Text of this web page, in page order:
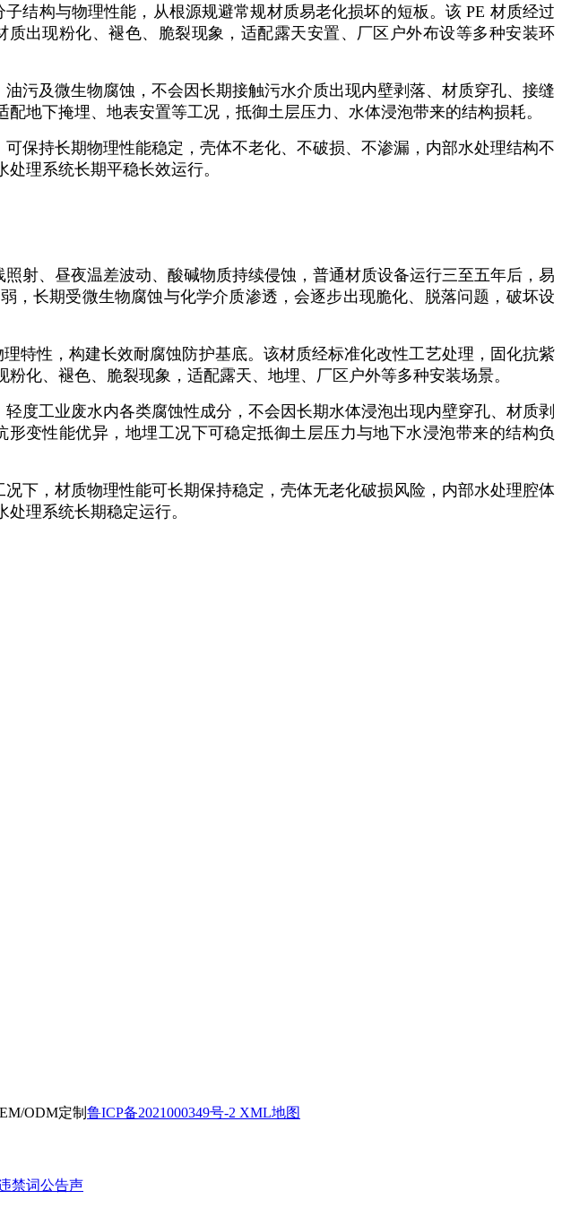
结构与物理性能，从根源规避常规材质易老化损坏的短板。该 PE 材质经过
出现粉化、褪色、脆裂现象，适配露天安置、厂区户外布设等多种安装环
污及微生物腐蚀，不会因长期接触污水介质出现内壁剥落、材质穿孔、接缝
地下掩埋、地表安置等工况，抵御土层压力、水体浸泡带来的结构损耗。
保持长期物理性能稳定，壳体不老化、不破损、不渗漏，内部水处理结构不
理系统长期平稳长效运行。
射、昼夜温差波动、酸碱物质持续侵蚀，普通材质设备运行三至五年后，易
，长期受微生物腐蚀与化学介质渗透，会逐步出现脆化、脱落问题，破坏设
特性，构建长效耐腐蚀防护基底。该材质经标准化改性工艺处理，固化抗紫
化、褪色、脆裂现象，适配露天、地埋、厂区户外等多种安装场景。
度工业废水内各类腐蚀性成分，不会因长期水体浸泡出现内壁穿孔、材质剥
变性能优异，地埋工况下可稳定抵御土层压力与地下水浸泡带来的结构负
下，材质物理性能可长期保持稳定，壳体无老化破损风险，内部水处理腔体
理系统长期稳定运行。
ODM定制 鲁ICP备2021000349号-2 XML地图
禁词公告声